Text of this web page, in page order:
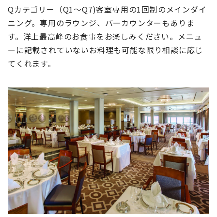
Qカテゴリー（Q1～Q7)客室専用の1回制のメインダイ
ニング。専用のラウンジ、バーカウンターもありま
す。洋上最高峰のお食事をお楽しみください。メニュ
ーに記載されていないお料理も可能な限り相談に応じ
てくれます。